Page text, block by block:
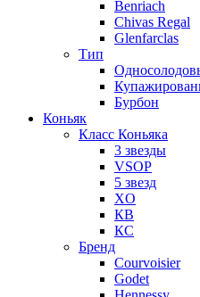
Benriach
Chivas Regal
Glenfarclas
Тип
Бурбон
Коньяк
Класс Коньяка
3 звезды
VSOP
5 звезд
XO
КВ
КС
Бренд
Courvoisier
Godet